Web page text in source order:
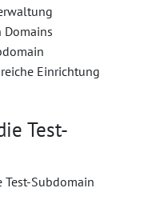
Domains
Einrichtung
Test-
Subdomain